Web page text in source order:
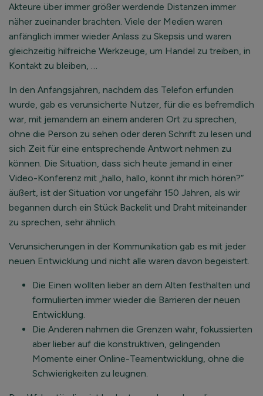
Akteure über immer größer werdende Distanzen immer
näher zueinander brachten. Viele der Medien waren
anfänglich immer wieder Anlass zu Skepsis und waren
gleichzeitig hilfreiche Werkzeuge, um Handel zu treiben, in
Kontakt zu bleiben, …
In den Anfangsjahren, nachdem das Telefon erfunden
wurde, gab es verunsicherte Nutzer, für die es befremdlich
war, mit jemandem an einem anderen Ort zu sprechen,
ohne die Person zu sehen oder deren Schrift zu lesen und
sich Zeit für eine entsprechende Antwort nehmen zu
können. Die Situation, dass sich heute jemand in einer
Video-Konferenz mit „hallo, hallo, könnt ihr mich hören?“
äußert, ist der Situation vor ungefähr 150 Jahren, als wir
begannen durch ein Stück Backelit und Draht miteinander
zu sprechen, sehr ähnlich.
Verunsicherungen in der Kommunikation gab es mit jeder
neuen Entwicklung und nicht alle waren davon begeistert.
Die Einen wollten lieber an dem Alten festhalten und
formulierten immer wieder die Barrieren der neuen
Entwicklung.
Die Anderen nahmen die Grenzen wahr, fokussierten
aber lieber auf die konstruktiven, gelingenden
Momente einer Online-Teamentwicklung, ohne die
Schwierigkeiten zu leugnen.